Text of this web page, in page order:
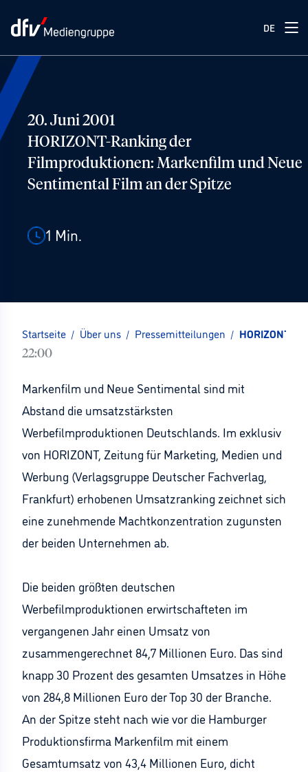
DE
20. Juni 2001
HORIZONT-Ranking der
Filmproduktionen: Markenfilm und Neue
Sentimental Film an der Spitze
1 Min.
Startseite / Über uns / Pressemitteilungen / HORIZONT-
22:00
Markenfilm und Neue Sentimental sind mit
Abstand die umsatzstärksten
Werbefilmproduktionen Deutschlands. Im exklusiv
von HORIZONT, Zeitung für Marketing, Medien und
Werbung (Verlagsgruppe Deutscher Fachverlag,
Frankfurt) erhobenen Umsatzranking zeichnet sich
eine zunehmende Machtkonzentration zugunsten
der beiden Unternehmen ab.
Die beiden größten deutschen
Werbefilmproduktionen erwirtschafteten im
vergangenen Jahr einen Umsatz von
zusammengerechnet 84,7 Millionen Euro. Das sind
knapp 30 Prozent des gesamten Umsatzes in Höhe
von 284,8 Millionen Euro der Top 30 der Branche.
An der Spitze steht nach wie vor die Hamburger
Produktionsfirma Markenfilm mit einem
Gesamtumsatz von 43,4 Millionen Euro, dicht